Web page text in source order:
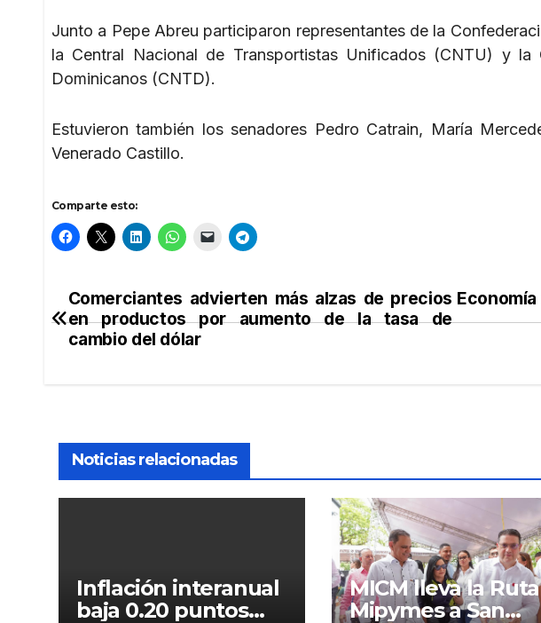
Junto a Pepe Abreu participaron representantes de la
la Central Nacional de Transportistas Unificados (CNTU) y la
Dominicanos (CNTD).
Estuvieron también los senadores Pedro Catrain, María
Venerado Castillo.
Comparte esto:
Navegación
de
Comerciantes advierten más alzas de precios
en productos por aumento de la tasa de
cambio del dólar
Noticias relacionadas
Inflación interanual
baja 0.20 puntos
MICM lleva la Ruta
Mipymes a San